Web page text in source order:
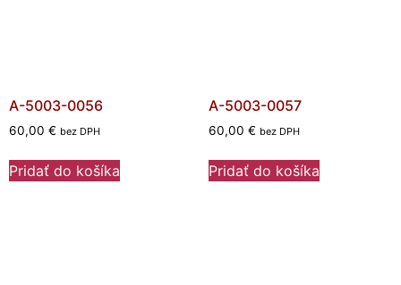
A-5003-0056
60,00 € bez DPH
Pridať do košíka
A-5003-0057
60,00 € bez DPH
Pridať do košíka